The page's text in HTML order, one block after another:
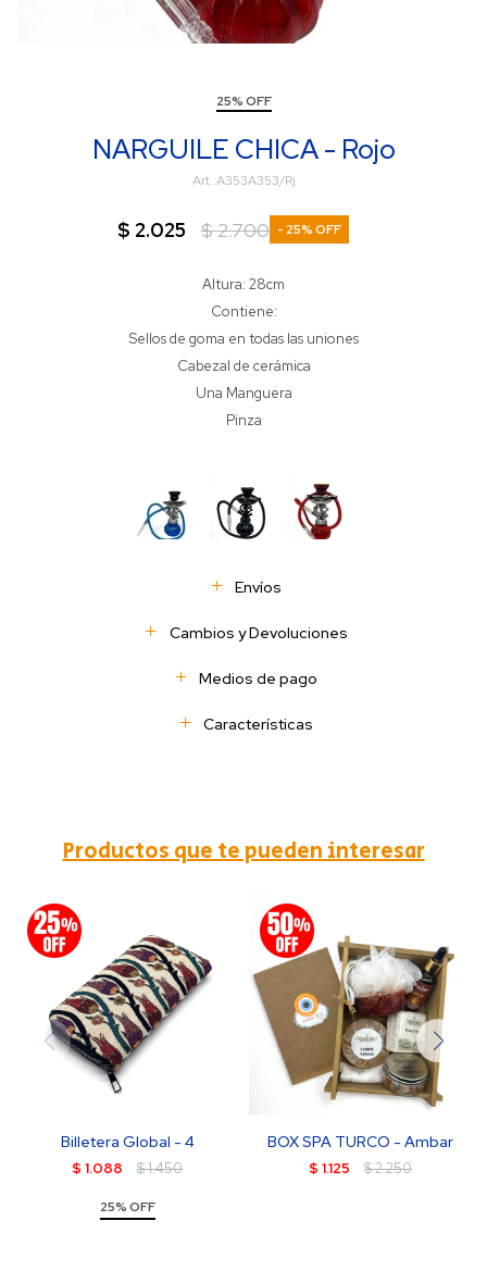
25% OFF
NARGUILE CHICA - Rojo
A353A353/Rj
$ 2.025 $2.700 25
Altura: 28cm
Contiene:
Sellos de goma en todas las uniones
Cabezal de cerámica
Una Manguera
Pinza
Envíos
Cambios y Devoluciones
Medios de pago
Características
Productos que te pueden interesar
Billetera Global - 4
$ 1.088 $1.450
25% OFF
BOX SPA TURCO - Ambar
$ 1.125 $2.250